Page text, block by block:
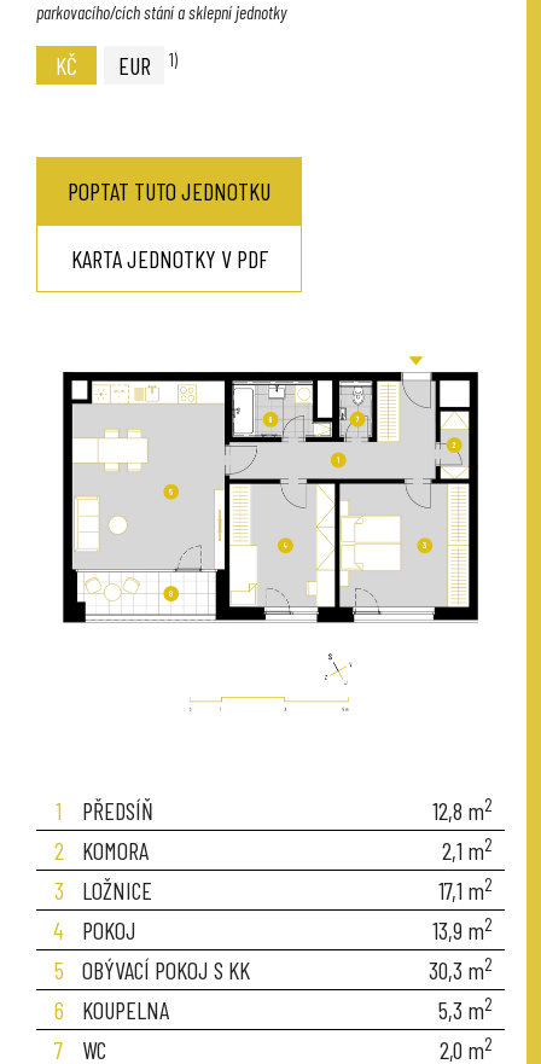
KČ EUR 1)
parkovacího/cích stání a sklepní jednotky
POPTAT TUTO JEDNOTKU
KARTA JEDNOTKY V PDF
1 PŘEDSÍŇ 12,8 m2
2 KOMORA 2,1 m2
3 LOŽNICE 17,1 m2
4 POKOJ 13,9 m2
5 OBÝVACÍ POKOJ S KK 30,3 m2
6 KOUPELNA 5,3 m2
7 WC 2,0 m2